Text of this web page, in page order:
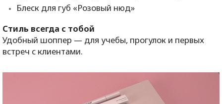
Блеск для губ «Розовый нюд»
Стиль всегда с тобой
Удобный шоппер — для учебы, прогулок и первых
встреч с клиентами.